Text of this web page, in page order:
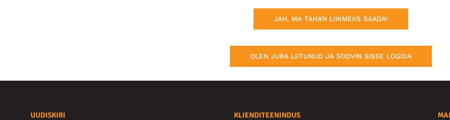
JAH, MA TAHAN LIIKMEKS SAADA!
OLEN JUBA LIITUNUD JA SOOVIN SISSE LOGIDA
UUDISKIRI KLIENDITEENINDUS